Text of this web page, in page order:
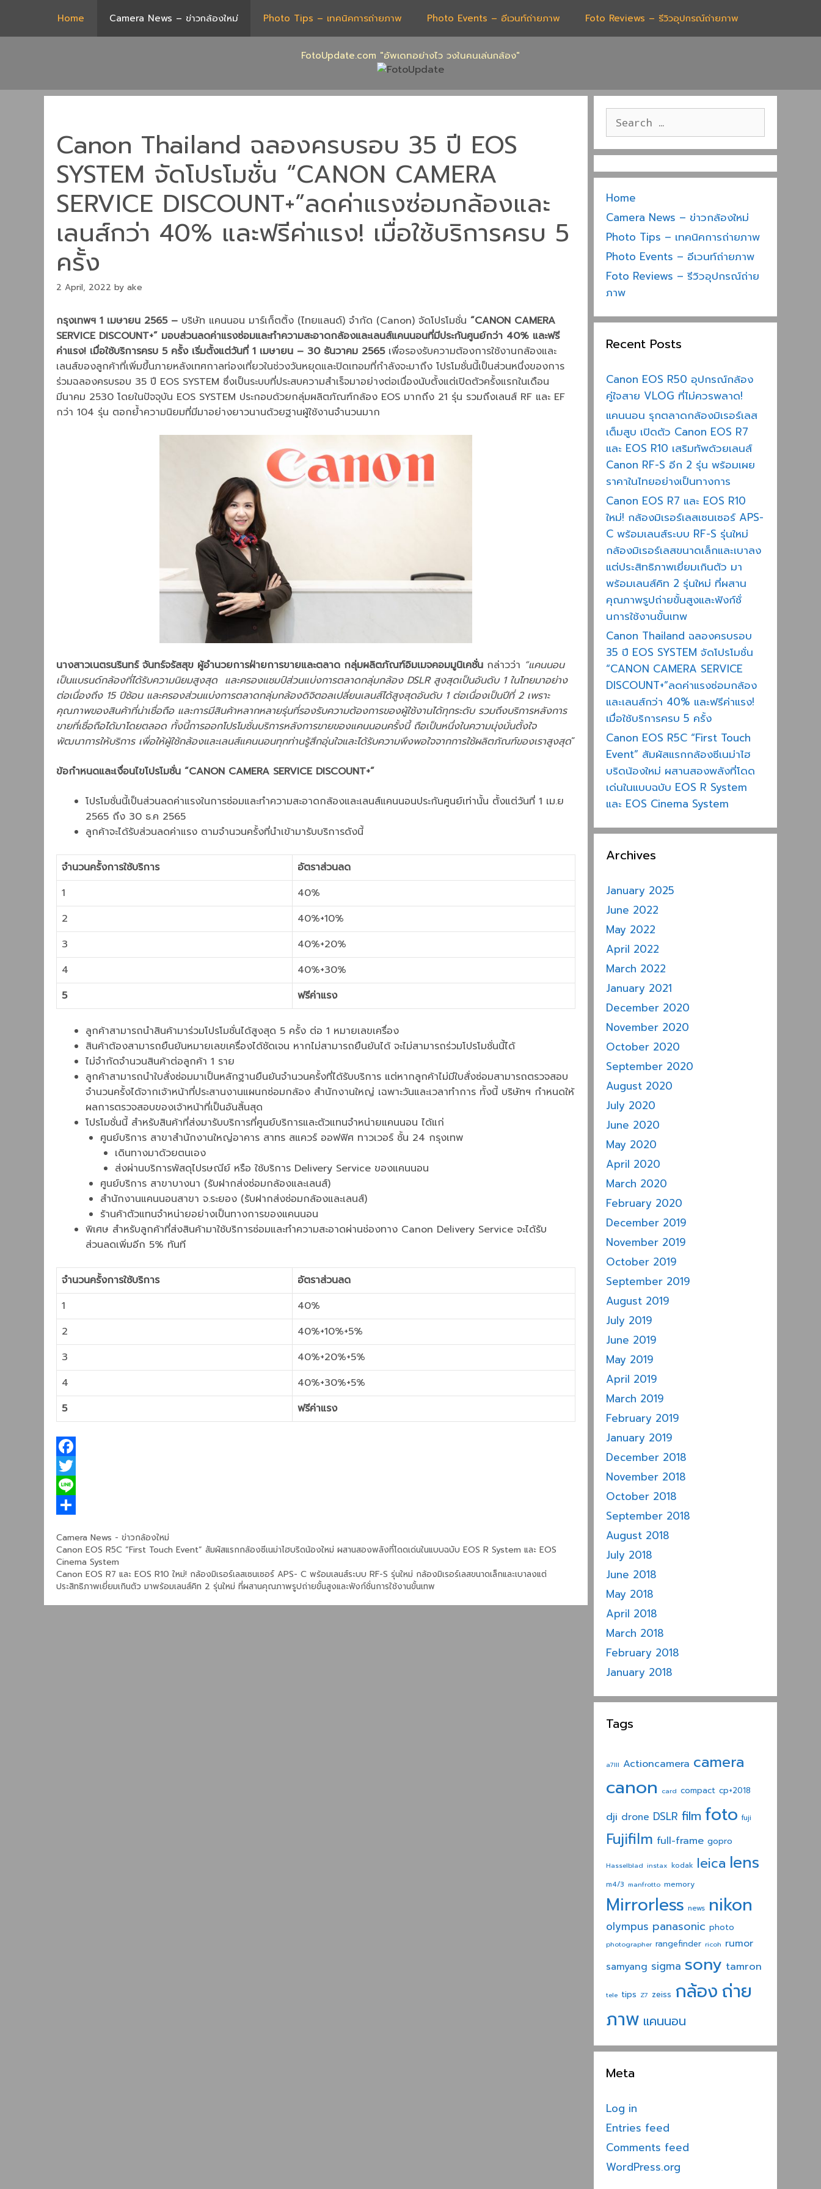
content
Home Camera News – ข่าวกล้องใหม่ Photo Tips – เทคนิคการถ่ายภาพ Photo Events – อีเวนท์ถ่ายภาพ Foto Reviews – รีวิวอุปกรณ์ถ่ายภาพ
FotoUpdate.com "อัพเดทอย่างไว วงในคนเล่นกล้อง"
Canon Thailand ฉลองครบรอบ 35 ปี EOS
SYSTEM จัดโปรโมชั่น “CANON CAMERA
SERVICE DISCOUNT+”ลดค่าแรงซ่อมกล้องและ
เลนส์กว่า 40% และฟรีค่าแรง! เมื่อใช้บริการครบ 5
ครั้ง
2 April, 2022 by ake
กรุงเทพฯ 1 เมษายน 2565 – บริษัท แคนนอน มาร์เก็ตติ้ง (ไทยแลนด์) จำกัด (Canon) จัดโปรโมชั่น “CANON CAMERA
SERVICE DISCOUNT+” มอบส่วนลดค่าแรงซ่อมและทำความสะอาดกล้องและเลนส์แคนนอนที่มีประกันศูนย์กว่า 40% และฟรี
ค่าแรง! เมื่อใช้บริการครบ 5 ครั้ง เริ่มตั้งแต่วันที่ 1 เมษายน – 30 ธันวาคม 2565เพื่อรองรับความต้องการใช้งานกล้องและ
เลนส์ของลูกค้าที่เพิ่มขึ้นภายหลังเทศกาลท่องเที่ยวในช่วงวันหยุดและปิดเทอมที่กำลังจะมาถึง โปรโมชั่นนี้เป็นส่วนหนึ่งของการ
ร่วมฉลองครบรอบ 35 ปี EOS SYSTEM ซึ่งเป็นระบบที่ประสบความสำเร็จมาอย่างต่อเนื่องนับตั้งแต่เปิดตัวครั้งแรกในเดือน
มีนาคม 2530 โดยในปัจจุบัน EOS SYSTEM ประกอบด้วยกลุ่มผลิตภัณฑ์กล้อง EOS มากถึง 21 รุ่น รวมถึงเลนส์ RF และ EF
กว่า 104 รุ่น ตอกย้ำความนิยมที่มีมาอย่างยาวนานด้วยฐานผู้ใช้งานจำนวนมาก
นางสาวเนตรนรินทร์ จันทร์จรัสสุข ผู้อำนวยการฝ่ายการขายและตลาด กลุ่มผลิตภัณฑ์อิมเมจคอมมูนิเคชั่น กล่าวว่า “แคนนอน
เป็นแบรนด์กล้องที่ได้รับความนิยมสูงสุด และครองแชมป์ส่วนแบ่งการตลาดกลุ่มกล้อง DSLR สูงสุดเป็นอันดับ 1 ในไทยมาอย่าง
ต่อเนื่องถึง 15 ปีซ้อน และครองส่วนแบ่งการตลาดกลุ่มกล้องดิจิตอลเปลี่ยนเลนส์ได้สูงสุดอันดับ 1 ต่อเนื่องเป็นปีที่ 2 เพราะ
คุณภาพของสินค้าที่น่าเชื่อถือ และการมีสินค้าหลากหลายรุ่นที่รองรับความต้องการของผู้ใช้งานได้ทุกระดับ รวมถึงบริการหลังการ
ขายที่เชื่อถือได้มาโดยตลอด ทั้งนี้การออกโปรโมชั่นบริการหลังการขายของแคนนอนครั้งนี้ ถือเป็นหนึ่งในความมุ่งมั่นตั้งใจ
พัฒนาการให้บริการ เพื่อให้ผู้ใช้กล้องและเลนส์แคนนอนทุกท่านรู้สึกอุ่นใจและได้รับความพึงพอใจจากการใช้ผลิตภัณฑ์ของเราสูงสุด”
ข้อกำหนดและเงื่อนไขโปรโมชั่น “CANON CAMERA SERVICE DISCOUNT+”
โปรโมชั่นนี้เป็นส่วนลดค่าแรงในการซ่อมและทำความสะอาดกล้องและเลนส์แคนนอนประกันศูนย์เท่านั้น ตั้งแต่วันที่ 1 เม.ย
2565 ถึง 30 ธ.ค 2565
ลูกค้าจะได้รับส่วนลดค่าแรง ตามจำนวนครั้งที่นำเข้ามารับบริการดังนี้
จำนวนครั้งการใช้บริการ
อัตราส่วนลด
1
40%
2
40%+10%
3
40%+20%
4
40%+30%
5
ฟรีค่าแรง
ลูกค้าสามารถนำสินค้ามาร่วมโปรโมชั่นได้สูงสุด 5 ครั้ง ต่อ 1 หมายเลขเครื่อง
สินค้าต้องสามารถยืนยันหมายเลขเครื่องได้ชัดเจน หากไม่สามารถยืนยันได้ จะไม่สามารถร่วมโปรโมชั่นนี้ได้
ไม่จำกัดจำนวนสินค้าต่อลูกค้า 1 ราย
ลูกค้าสามารถนำใบสั่งซ่อมมาเป็นหลักฐานยืนยันจำนวนครั้งที่ได้รับบริการ แต่หากลูกค้าไม่มีใบสั่งซ่อมสามารถตรวจสอบ
จำนวนครั้งได้จากเจ้าหน้าที่ประสานงานแผนกซ่อมกล้อง สำนักงานใหญ่ เฉพาะวันและเวลาทำการ ทั้งนี้ บริษัทฯ กำหนดให้
ผลการตรวจสอบของเจ้าหน้าที่เป็นอันสิ้นสุด
โปรโมชั่นนี้ สำหรับสินค้าที่ส่งมารับบริการที่ศูนย์บริการและตัวแทนจำหน่ายแคนนอน ได้แก่
ศูนย์บริการ สาขาสำนักงานใหญ่อาคาร สาทร สแควร์ ออฟฟิศ ทาวเวอร์ ชั้น 24 กรุงเทพ
เดินทางมาด้วยตนเอง
ส่งผ่านบริการพัสดุไปรษณีย์ หรือ ใช้บริการ Delivery Service ของแคนนอน
ศูนย์บริการ สาขาบางนา (รับฝากส่งซ่อมกล้องและเลนส์)
สำนักงานแคนนอนสาขา จ.ระยอง (รับฝากส่งซ่อมกล้องและเลนส์)
ร้านค้าตัวแทนจำหน่ายอย่างเป็นทางการของแคนนอน
พิเศษ สำหรับลูกค้าที่ส่งสินค้ามาใช้บริการซ่อมและทำความสะอาดผ่านช่องทาง Canon Delivery Service จะได้รับ
ส่วนลดเพิ่มอีก 5% ทันที
จำนวนครั้งการใช้บริการ
อัตราส่วนลด
1
40%
2
40%+10%+5%
3
40%+20%+5%
4
40%+30%+5%
5
ฟรีค่าแรง
F
a
c
b
o
o
k
T
w
t
t
e
r
L
n
e
h
a
r
e
Categories
Camera News - ข่าวกล้องใหม่
Canon EOS R5C “First Touch Event” สัมผัสแรกกล้องซีเนม่าไฮบริดน้องใหม่ ผสานสองพลังที่โดดเด่นในแบบฉบับ EOS R System และ EOS
Cinema System
Canon EOS R7 และ EOS R10 ใหม่! กล้องมิเรอร์เลสเซนเซอร์ APS- C พร้อมเลนส์ระบบ RF-S รุ่นใหม่ กล้องมิเรอร์เลสขนาดเล็กและเบาลงแต่
ประสิทธิภาพเยี่ยมเกินตัว มาพร้อมเลนส์คิท 2 รุ่นใหม่ ที่ผสานคุณภาพรูปถ่ายขั้นสูงและฟังก์ชั่นการใช้งานขั้นเทพ
Search
for:
Home
Camera News – ข่าวกล้องใหม่
Photo Tips – เทคนิคการถ่ายภาพ
Photo Events – อีเวนท์ถ่ายภาพ
Foto Reviews – รีวิวอุปกรณ์ถ่าย
ภาพ
Recent Posts
Canon EOS R50 อุปกรณ์กล้อง
คู่ใจสาย VLOG ที่ไม่ควรพลาด!
แคนนอน รุกตลาดกล้องมิเรอร์เลส
เต็มสูบ เปิดตัว Canon EOS R7
และ EOS R10 เสริมทัพด้วยเลนส์
Canon RF-S อีก 2 รุ่น พร้อมเผย
ราคาในไทยอย่างเป็นทางการ
Canon EOS R7 และ EOS R10
ใหม่! กล้องมิเรอร์เลสเซนเซอร์ APS-
C พร้อมเลนส์ระบบ RF-S รุ่นใหม่
กล้องมิเรอร์เลสขนาดเล็กและเบาลง
แต่ประสิทธิภาพเยี่ยมเกินตัว มา
พร้อมเลนส์คิท 2 รุ่นใหม่ ที่ผสาน
คุณภาพรูปถ่ายขั้นสูงและฟังก์ชั่
นการใช้งานขั้นเทพ
Canon Thailand ฉลองครบรอบ
35 ปี EOS SYSTEM จัดโปรโมชั่น
“CANON CAMERA SERVICE
DISCOUNT+”ลดค่าแรงซ่อมกล้อง
และเลนส์กว่า 40% และฟรีค่าแรง!
เมื่อใช้บริการครบ 5 ครั้ง
Canon EOS R5C “First Touch
Event” สัมผัสแรกกล้องซีเนม่าไฮ
บริดน้องใหม่ ผสานสองพลังที่โดด
เด่นในแบบฉบับ EOS R System
และ EOS Cinema System
Archives
January 2025
June 2022
May 2022
April 2022
March 2022
January 2021
December 2020
November 2020
October 2020
September 2020
August 2020
July 2020
June 2020
May 2020
April 2020
March 2020
February 2020
December 2019
November 2019
October 2019
September 2019
August 2019
July 2019
June 2019
May 2019
April 2019
March 2019
February 2019
January 2019
December 2018
November 2018
October 2018
September 2018
August 2018
July 2018
June 2018
May 2018
April 2018
March 2018
February 2018
January 2018
Tags
a7III Actioncamera camera
canon card compact cp+2018
dji drone DSLR film foto fuji
Fujifilm full-frame gopro
Hasselblad instax kodak leica lens
m4/3 manfrotto memory
Mirrorless news nikon
olympus panasonic photo
photographer rangefinder ricoh rumor
samyang sigma sony tamron
tele tips Z7 zeiss กล้องถ่าย
ภาพ แคนนอน
Meta
Log in
Entries feed
Comments feed
WordPress.org